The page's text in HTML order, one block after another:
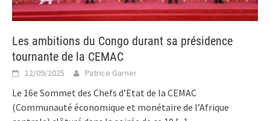
Les ambitions du Congo durant sa présidence
tournante de la CEMAC
12/09/2025 Patrice Garner
Le 16e Sommet des Chefs d’Etat de la CEMAC
(Communauté économique et monétaire de l’Afrique